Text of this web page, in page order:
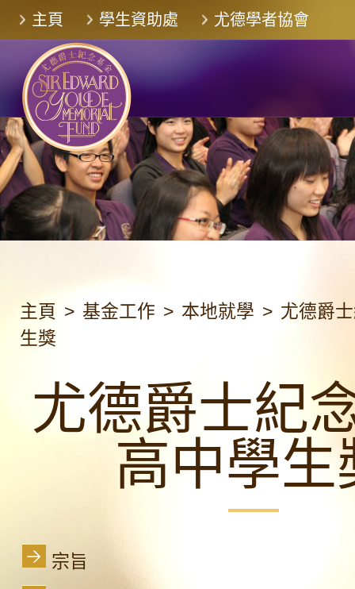
主頁 學生資助處 尤德學者協會
主頁 > 基金工作 > 本地就學 > 尤德爵
生獎
尤德爵士紀
高中學生
宗旨